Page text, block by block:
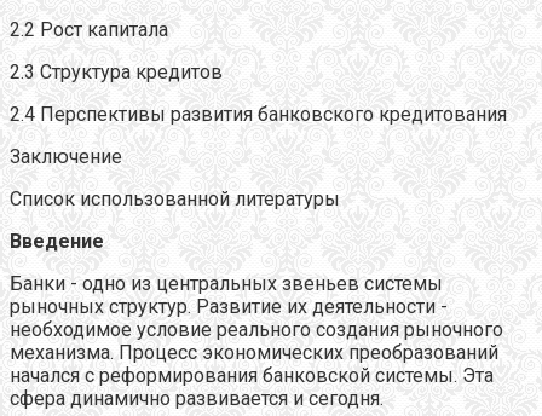
2.2 Рост капитала
2.3 Структура кредитов
2.4 Перспективы развития банковского кредитования
Заключение
Список использованной литературы
Введение
Банки - одно из центральных звеньев системы
рыночных структур. Развитие их деятельности -
необходимое условие реального создания рыночного
механизма. Процесс экономических преобразований
начался с реформирования банковской системы. Эта
сфера динамично развивается и сегодня.